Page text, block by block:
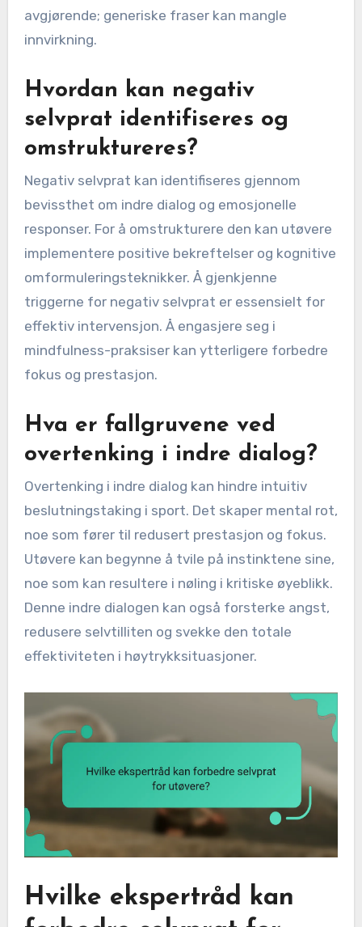
avgjørende; generiske fraser kan mangle
innvirkning.
Hvordan kan negativ
selvprat identifiseres og
omstruktureres?
Negativ selvprat kan identifiseres gjennom
bevissthet om indre dialog og emosjonelle
responser. For å omstrukturere den kan utøvere
implementere positive bekreftelser og kognitive
omformuleringsteknikker. Å gjenkjenne
triggerne for negativ selvprat er essensielt for
effektiv intervensjon. Å engasjere seg i
mindfulness-praksiser kan ytterligere forbedre
fokus og prestasjon.
Hva er fallgruvene ved
overtenking i indre dialog?
Overtenking i indre dialog kan hindre intuitiv
beslutningstaking i sport. Det skaper mental rot,
noe som fører til redusert prestasjon og fokus.
Utøvere kan begynne å tvile på instinktene sine,
noe som kan resultere i nøling i kritiske øyeblikk.
Denne indre dialogen kan også forsterke angst,
redusere selvtilliten og svekke den totale
effektiviteten i høytrykksituasjoner.
Hvilke ekspertråd kan